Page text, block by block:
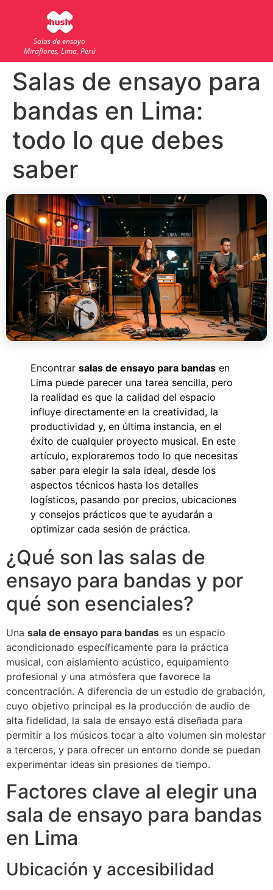
Salas de ensayo
Miraflores, Lima, Perú
Salas de ensayo para
bandas en Lima:
todo lo que debes
saber
Encontrar salas de ensayo para bandas en
Lima puede parecer una tarea sencilla, pero
la realidad es que la calidad del espacio
influye directamente en la creatividad, la
productividad y, en última instancia, en el
éxito de cualquier proyecto musical. En este
artículo, exploraremos todo lo que necesitas
saber para elegir la sala ideal, desde los
aspectos técnicos hasta los detalles
logísticos, pasando por precios, ubicaciones
y consejos prácticos que te ayudarán a
optimizar cada sesión de práctica.
¿Qué son las salas de
ensayo para bandas y por
qué son esenciales?
Una sala de ensayo para bandas es un espacio
acondicionado específicamente para la práctica
musical, con aislamiento acústico, equipamiento
profesional y una atmósfera que favorece la
concentración. A diferencia de un estudio de grabación,
cuyo objetivo principal es la producción de audio de
alta fidelidad, la sala de ensayo está diseñada para
permitir a los músicos tocar a alto volumen sin molestar
a terceros, y para ofrecer un entorno donde se puedan
experimentar ideas sin presiones de tiempo.
Factores clave al elegir una
sala de ensayo para bandas
en Lima
Ubicación y accesibilidad